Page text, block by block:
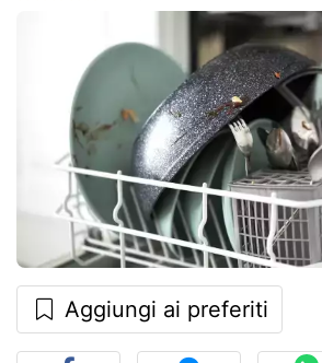
Aggiungi ai preferiti